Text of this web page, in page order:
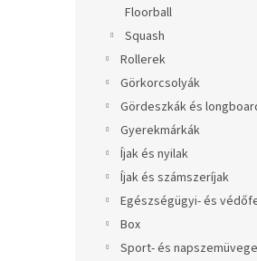
Floorball
Squash
Rollerek
Görkorcsolyák
Gördeszkák és
Gyerekmárkák
Íjak és nyilak
Íjak és számszeríjak
Egészségügyi- és
Box
Sport- és